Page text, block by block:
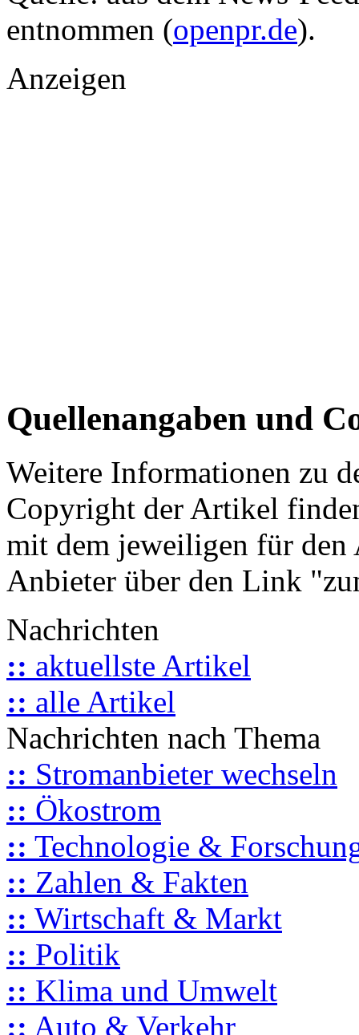
entnommen (openpr.de).
Anzeigen
Quellenangaben und
Weitere Informationen zu
Copyright der Artikel
mit dem jeweiligen für
Anbieter über den Link
Nachrichten
:: aktuellste Artikel
:: alle Artikel
Nachrichten nach Thema
:: Stromanbieter wechseln
:: Ökostrom
:: Technologie &
:: Zahlen & Fakten
:: Wirtschaft & Markt
:: Politik
:: Klima und Umwelt
:: Auto & Verkehr